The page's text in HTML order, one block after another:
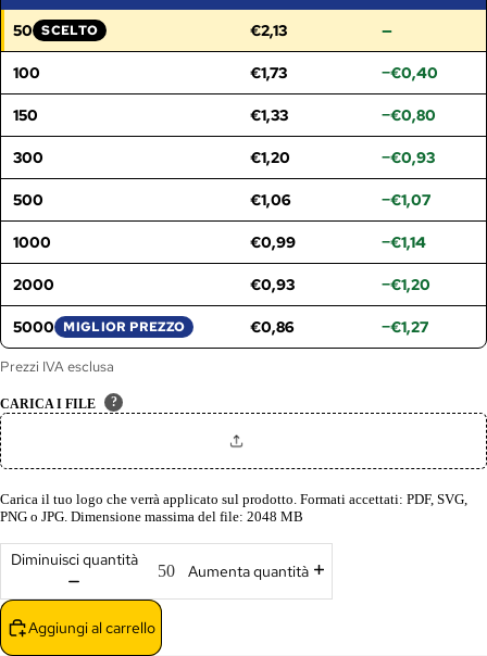
50 FASCIA SELEZIONATA:
SCELTO €2,13 —
100 €1,73 −€0,40
150 €1,33 −€0,80
300 €1,20 −€0,93
500 €1,06 −€1,07
1000 €0,99 −€1,14
2000 €0,93 −€1,20
5000 MIGLIOR PREZZO €0,86 −€1,27
Prezzi IVA esclusa
CARICA I FILE ?
Carica il tuo logo che verrà applicato sul prodotto. Formati accettati: PDF, SVG,
PNG o JPG. Dimensione massima del file: 2048 MB
Diminuisci quantità
Aumenta quantità
Aggiungi al carrello